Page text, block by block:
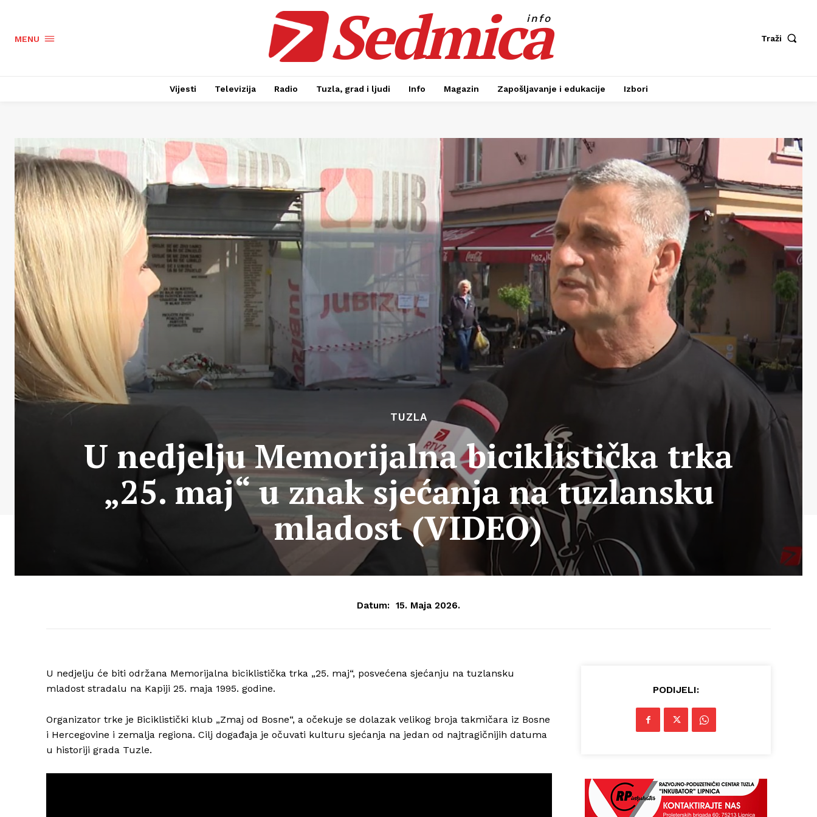
MENU Sedmica
info
Traži
Vijesti Televizija Radio Tuzla, grad i ljudi Info Magazin Zapošljavanje i edukacije Izbori
TUZLA
U nedjelju Memorijalna biciklistička trka
„25. maj“ u znak sjećanja na tuzlansku
mladost (VIDEO)
Datum: 15. Maja 2026.
U nedjelju će biti održana Memorijalna biciklistička trka „25. maj“, posvećena sjećanju na tuzlansku
mladost stradalu na Kapiji 25. maja 1995. godine.
Organizator trke je Biciklistički klub „Zmaj od Bosne“, a očekuje se dolazak velikog broja takmičara iz Bosne
i Hercegovine i zemalja regiona. Cilj događaja je očuvati kulturu sjećanja na jedan od najtragičnijih datuma
u historiji grada Tuzle.
PODIJELI: